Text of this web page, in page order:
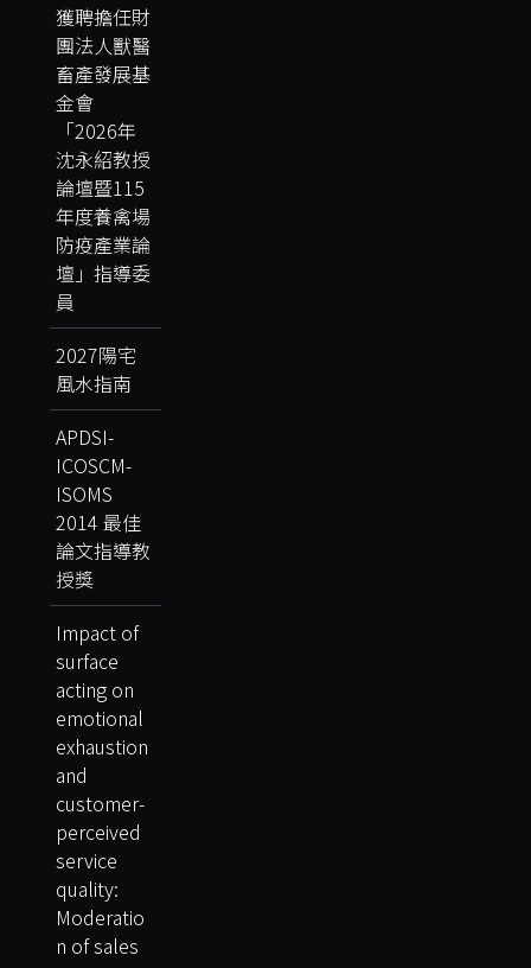
獲聘擔任財
團法人獸醫
畜產發展基
金會
「2026年
沈永紹教授
論壇暨115
年度養禽場
防疫產業論
壇」指導委
員
2027陽宅
風水指南
APDSI-
ICOSCM-
ISOMS
2014 最佳
論文指導教
授獎
Impact of
surface
acting on
emotional
exhaustion
and
customer-
perceived
service
quality:
Moderatio
n of sales